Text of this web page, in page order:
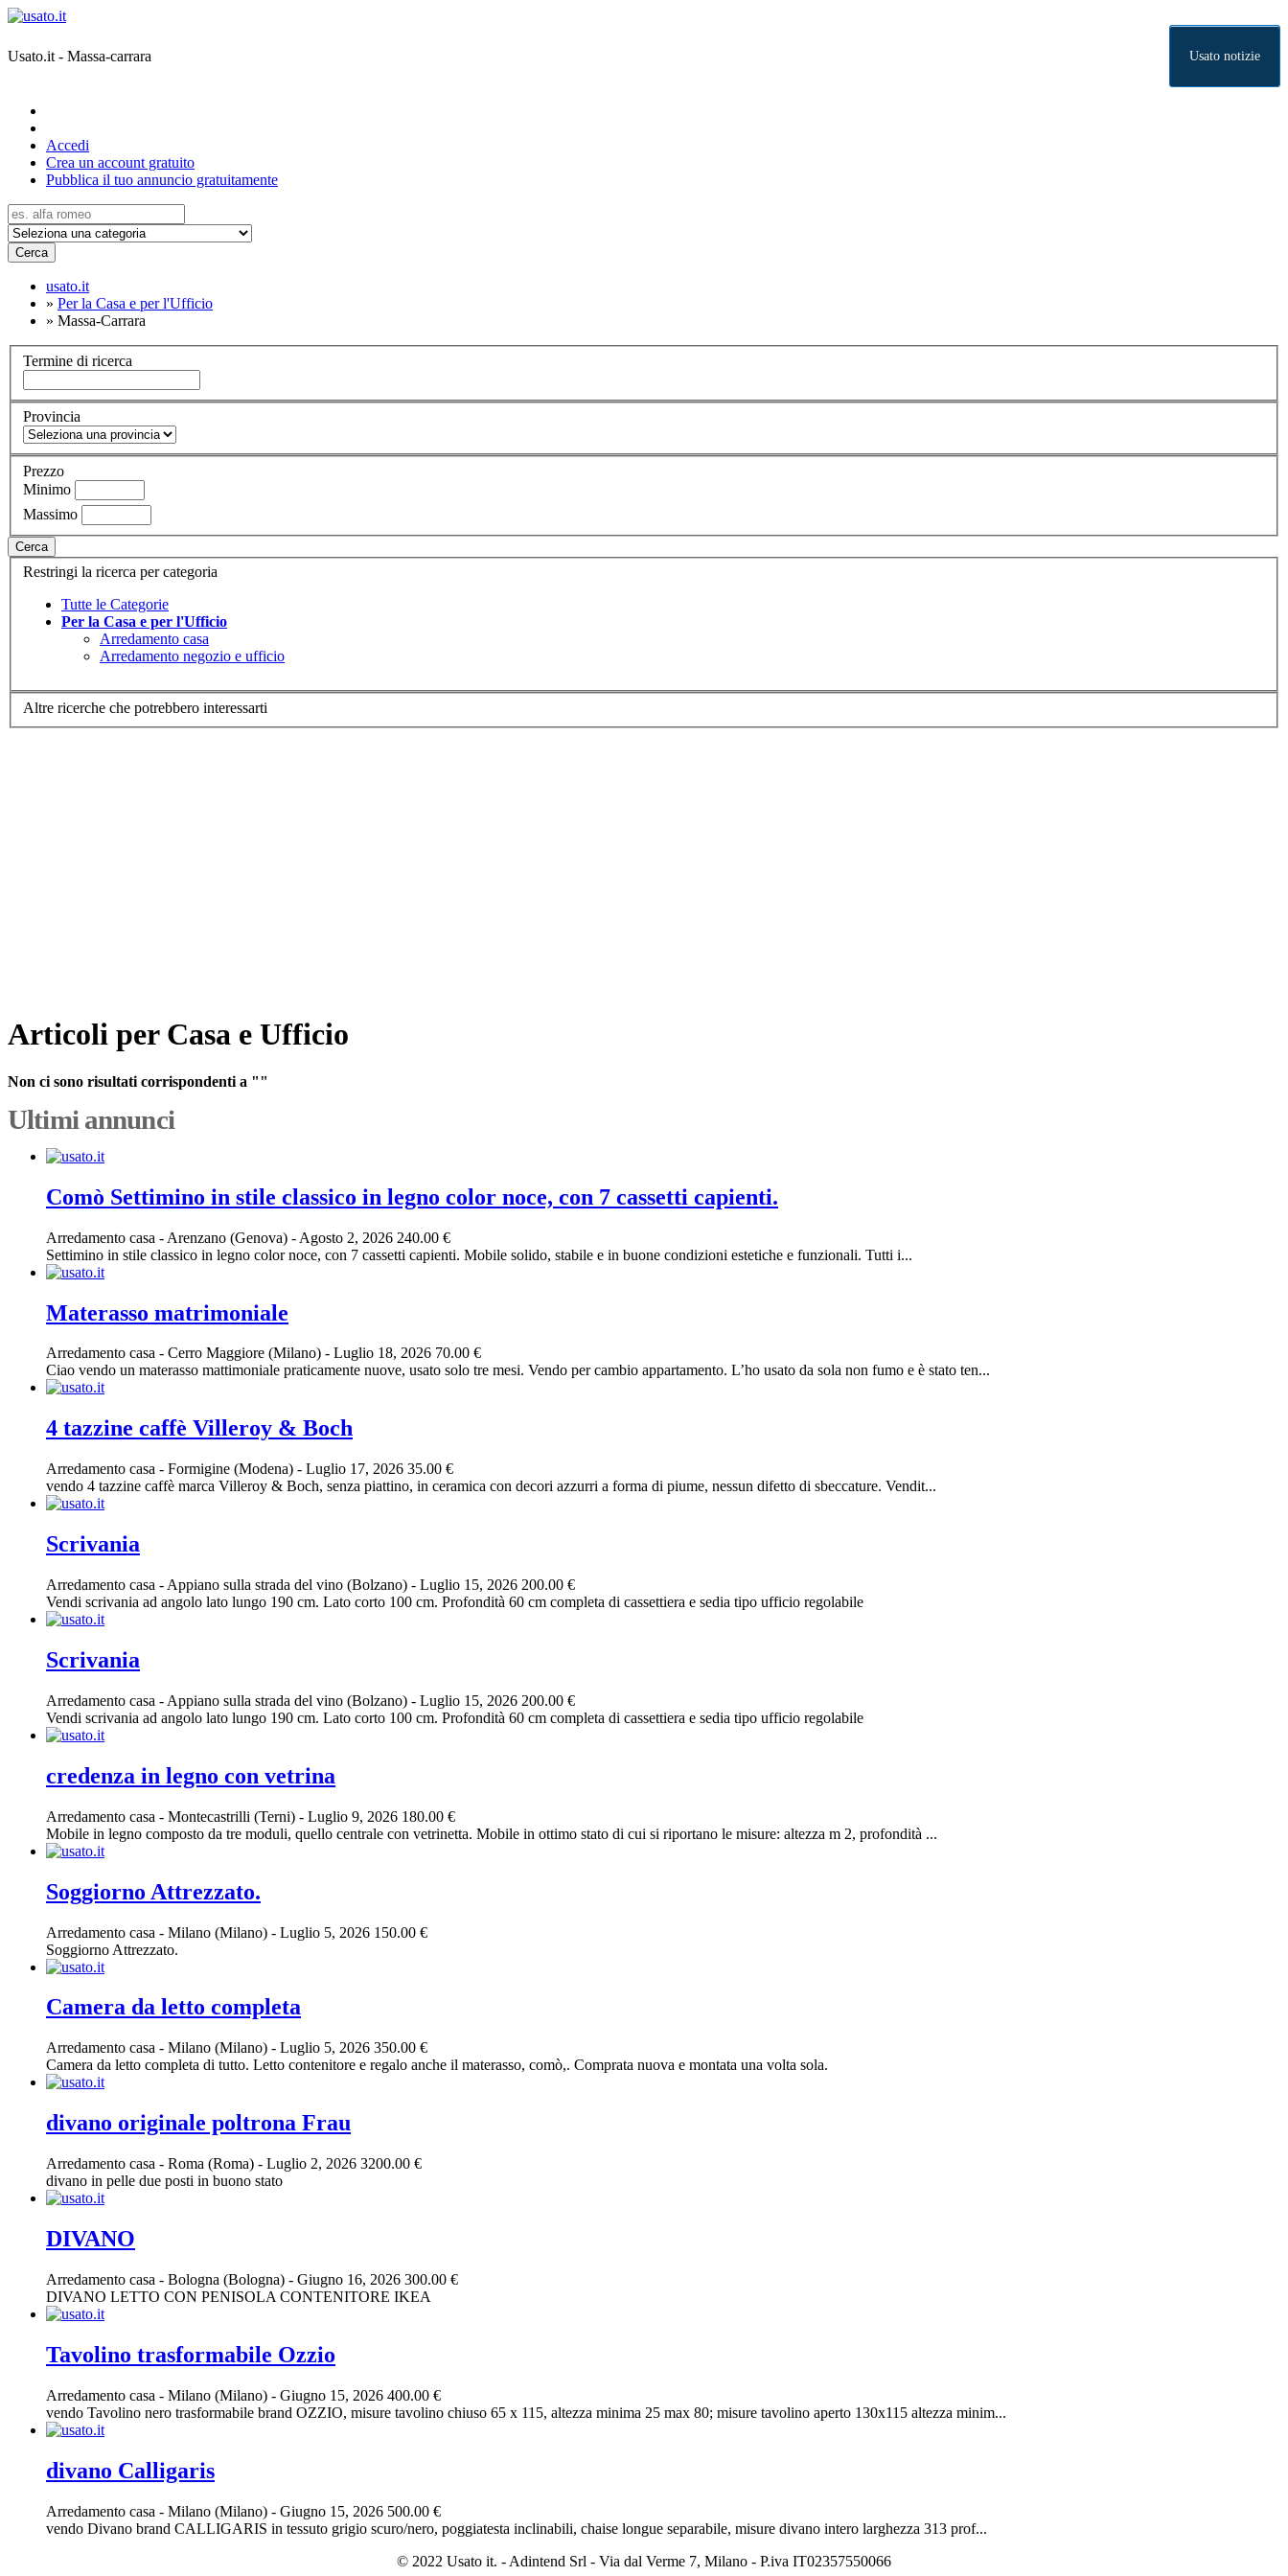
Usato.it - Massa-carrara Usato notizie
Accedi
Crea un account gratuito
Pubblica il tuo annuncio gratuitamente
Cerca
usato.it
» Per la Casa e per l'Ufficio
» Massa-Carrara
Termine di ricerca
Provincia
Prezzo
Minimo
Massimo
Cerca
Restringi la ricerca per categoria
Tutte le Categorie
Per la Casa e per l'Ufficio
Arredamento casa
Arredamento negozio e ufficio
Altre ricerche che potrebbero interessarti
Articoli per Casa e Ufficio
Non ci sono risultati corrispondenti a ""
Ultimi annunci
Comò Settimino in stile classico in legno color noce, con 7 cassetti capienti.
Arredamento casa - Arenzano (Genova) - Agosto 2, 2026 240.00 €
Settimino in stile classico in legno color noce, con 7 cassetti capienti. Mobile solido, stabile e in buone condizioni estetiche e funzionali. Tutti i...
Materasso matrimoniale
Arredamento casa - Cerro Maggiore (Milano) - Luglio 18, 2026 70.00 €
Ciao vendo un materasso mattimoniale praticamente nuove, usato solo tre mesi. Vendo per cambio appartamento. L’ho usato da sola non fumo e è stato ten...
4 tazzine caffè Villeroy & Boch
Arredamento casa - Formigine (Modena) - Luglio 17, 2026 35.00 €
vendo 4 tazzine caffè marca Villeroy & Boch, senza piattino, in ceramica con decori azzurri a forma di piume, nessun difetto di sbeccature. Vendit...
Scrivania
Arredamento casa - Appiano sulla strada del vino (Bolzano) - Luglio 15, 2026 200.00 €
Vendi scrivania ad angolo lato lungo 190 cm. Lato corto 100 cm. Profondità 60 cm completa di cassettiera e sedia tipo ufficio regolabile
Scrivania
Arredamento casa - Appiano sulla strada del vino (Bolzano) - Luglio 15, 2026 200.00 €
Vendi scrivania ad angolo lato lungo 190 cm. Lato corto 100 cm. Profondità 60 cm completa di cassettiera e sedia tipo ufficio regolabile
credenza in legno con vetrina
Arredamento casa - Montecastrilli (Terni) - Luglio 9, 2026 180.00 €
Mobile in legno composto da tre moduli, quello centrale con vetrinetta. Mobile in ottimo stato di cui si riportano le misure: altezza m 2, profondità ...
Soggiorno Attrezzato.
Arredamento casa - Milano (Milano) - Luglio 5, 2026 150.00 €
Soggiorno Attrezzato.
Camera da letto completa
Arredamento casa - Milano (Milano) - Luglio 5, 2026 350.00 €
Camera da letto completa di tutto. Letto contenitore e regalo anche il materasso, comò,. Comprata nuova e montata una volta sola.
divano originale poltrona Frau
Arredamento casa - Roma (Roma) - Luglio 2, 2026 3200.00 €
divano in pelle due posti in buono stato
DIVANO
Arredamento casa - Bologna (Bologna) - Giugno 16, 2026 300.00 €
DIVANO LETTO CON PENISOLA CONTENITORE IKEA
Tavolino trasformabile Ozzio
Arredamento casa - Milano (Milano) - Giugno 15, 2026 400.00 €
vendo Tavolino nero trasformabile brand OZZIO, misure tavolino chiuso 65 x 115, altezza minima 25 max 80; misure tavolino aperto 130x115 altezza minim...
divano Calligaris
Arredamento casa - Milano (Milano) - Giugno 15, 2026 500.00 €
vendo Divano brand CALLIGARIS in tessuto grigio scuro/nero, poggiatesta inclinabili, chaise longue separabile, misure divano intero larghezza 313 prof...
© 2022 Usato it. - Adintend Srl - Via dal Verme 7, Milano - P.iva IT02357550066